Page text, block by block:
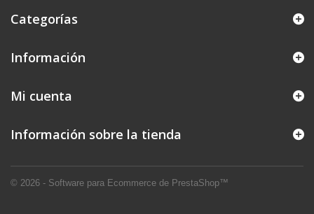
Categorías
Información
© 2026 - Software para Ecommerce de PrestaShop™
Mi cuenta
Información sobre la tienda